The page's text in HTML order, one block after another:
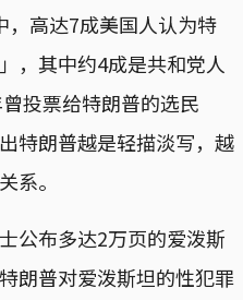
，高达7成美国人认为特
，其中约4成是共和党人
投票给特朗普的选民
特朗普越是轻描淡写，越
系。
公布多达2万页的爱泼斯
朗普对爱泼斯坦的性犯罪